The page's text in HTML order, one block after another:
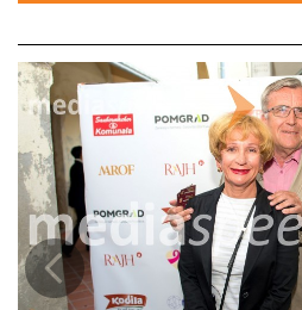
Prejšnja